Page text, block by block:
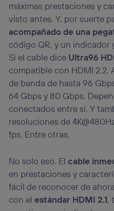
máximas prestaciones y
visto antes. Y, por suerte
acompañado de una
código QR, y un indicador
Si el cable dice Ultra96
compatible con HDMI 2.2.
de banda de hasta 96
64 Gbps y 80 Gbps.
conectados entre sí. Y
resoluciones de
fps. Entre otras.
No solo eso. Elcable
en prestaciones y
fácil de reconocer de
con elestándar HDMI 2.1,